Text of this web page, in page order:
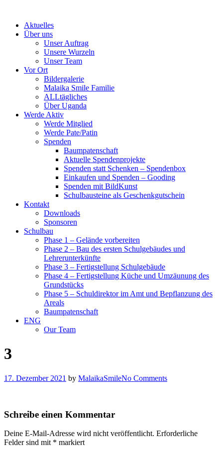
contentAktuelles
Über uns
Unser Auftrag
Unsere Wurzeln
Unser Team
Vor Ort
Bildergalerie
Malaika Smile Familie
ALLtägliches
Über Uganda
Werde Aktiv
Werde Mitglied
Werde Pate/Patin
Spenden
Baumpatenschaft
Aktuelle Spendenprojekte
Spenden statt Schenken – Spendenbox
Einkaufen und Spenden – Gooding
Spenden mit BildKunst
Schulbausteine als Geschenkgutschein
Kontakt
Downloads
Sponsoren
Schulbau
Phase 1 – Gelände vorbereiten
Phase 2 – Bau des ersten Schulgebäudes und
Lehrerunterkünfte
Phase 3 – Fertigstellung Schulgebäude
Phase 4 – Fertigstellung Küche und Umzäunung des
Grundstücks
Phase 5 – Schuldirektor im Amt und Bepflanzung des
Areals
Baumpatenschaft
ENG
Our Team
3
17. Dezember 2021 by MalaikaSmileNo Comments
Schreibe einen Kommentar
Deine E-Mail-Adresse wird nicht veröffentlicht. Erforderliche
Felder sind mit * markiert